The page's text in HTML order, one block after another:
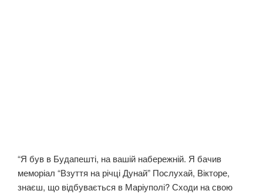
“Я був в Будапешті, на вашій набережній. Я бачив
меморіал “Взуття на річці Дунай” Послухай, Вікторе,
знаєш, що відбувається в Маріуполі? Сходи на свою